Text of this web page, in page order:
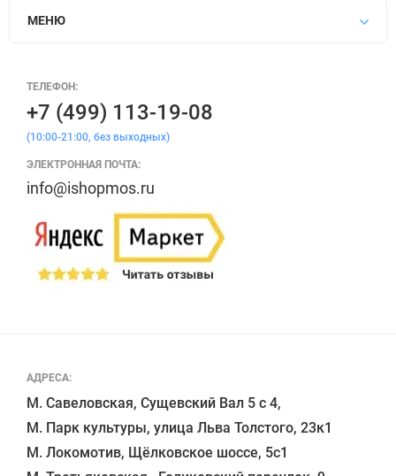
МЕНЮ
АДРЕСА:
М. Савеловская, Сущевский Вал 5 с 4,
М. Парк культуры, улица Льва Толстого, 23к1
М. Локомотив, Щёлковское шоссе, 5с1
ТЕЛЕФОН:
+7 (499) 113-19-08
(10:00-21:00, без выходных)
ЭЛЕКТРОННАЯ ПОЧТА:
info@ishopmos.ru